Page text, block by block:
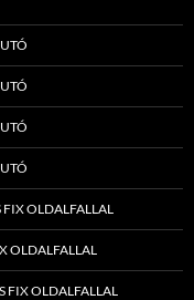
OLDALFALLAL
OLDALFALLAL
OLDALFALLAL